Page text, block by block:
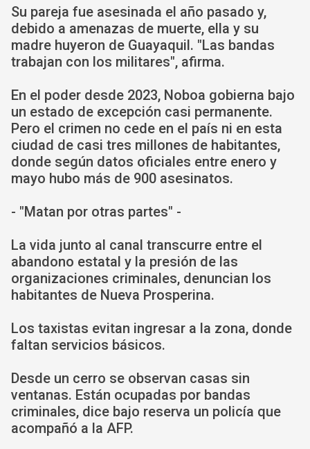
Su pareja fue asesinada el año pasado y,
debido a amenazas de muerte, ella y su
madre huyeron de Guayaquil. "Las bandas
trabajan con los militares", afirma.
En el poder desde 2023, Noboa gobierna bajo
un estado de excepción casi permanente.
Pero el crimen no cede en el país ni en esta
ciudad de casi tres millones de habitantes,
donde según datos oficiales entre enero y
mayo hubo más de 900 asesinatos.
- "Matan por otras partes" -
La vida junto al canal transcurre entre el
abandono estatal y la presión de las
organizaciones criminales, denuncian los
habitantes de Nueva Prosperina.
Los taxistas evitan ingresar a la zona, donde
faltan servicios básicos.
Desde un cerro se observan casas sin
ventanas. Están ocupadas por bandas
criminales, dice bajo reserva un policía que
acompañó a la AFP.